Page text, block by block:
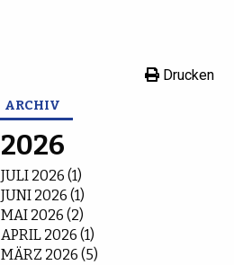
Drucken
ARCHIV
2026
JULI 2026 (1)
JUNI 2026 (1)
MAI 2026 (2)
APRIL 2026 (1)
MÄRZ 2026 (5)